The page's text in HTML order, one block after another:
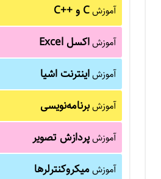
آموزشC و C++‎
آموزشاکسل Excel
آموزشاینترنت اشیا
آموزشبرنامه‌نویسی
آموزشپردازش تصویر
آموزشمیکروکنترلرها